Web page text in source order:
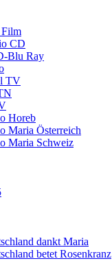
CD
Blu Ray
TV
Horeb
Maria Österreich
Maria Schweiz
dankt Maria
betet Rosenkranz